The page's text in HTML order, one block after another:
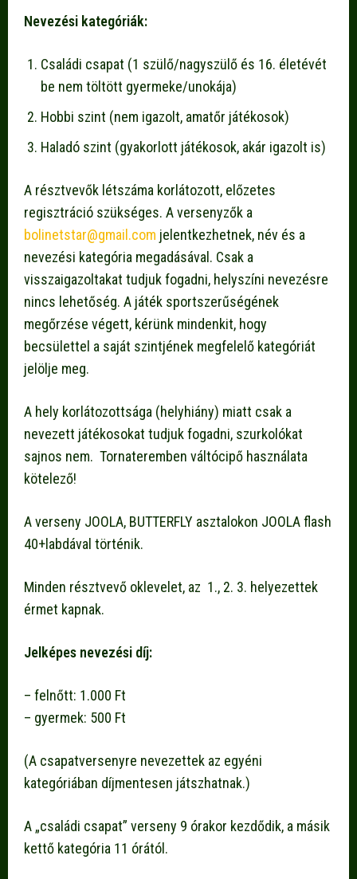
Nevezési kategóriák:
Családi csapat (1 szülő/nagyszülő és 16. életévét
be nem töltött gyermeke/unokája)
Hobbi szint (nem igazolt, amatőr játékosok)
Haladó szint (gyakorlott játékosok, akár igazolt is)
A résztvevők létszáma korlátozott, előzetes
regisztráció szükséges. A versenyzők a
bolinetstar@gmail.com jelentkezhetnek, név és a
nevezési kategória megadásával. Csak a
visszaigazoltakat tudjuk fogadni, helyszíni nevezésre
nincs lehetőség. A játék sportszerűségének
megőrzése végett, kérünk mindenkit, hogy
becsülettel a saját szintjének megfelelő kategóriát
jelölje meg.
A hely korlátozottsága (helyhiány) miatt csak a
nevezett játékosokat tudjuk fogadni, szurkolókat
sajnos nem. Tornateremben váltócipő használata
kötelező!
A verseny JOOLA, BUTTERFLY asztalokon JOOLA flash
40+labdával történik.
Minden résztvevő oklevelet, az 1., 2. 3. helyezettek
érmet kapnak.
Jelképes nevezési díj:
– felnőtt: 1.000 Ft
– gyermek: 500 Ft
(A csapatversenyre nevezettek az egyéni
kategóriában díjmentesen játszhatnak.)
A „családi csapat” verseny 9 órakor kezdődik, a másik
kettő kategória 11 órától.